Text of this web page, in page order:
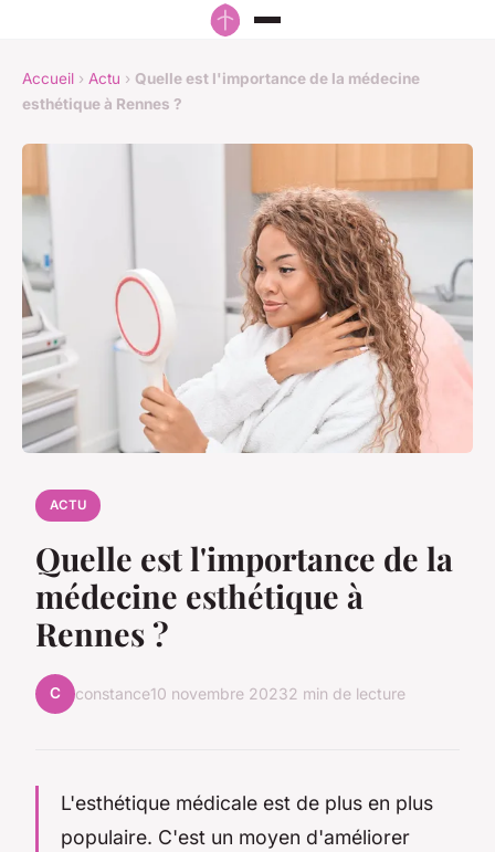
Accueil › Actu › Quelle est l'importance de la médecine
esthétique à Rennes ?
ACTU
Quelle est l'importance de la
médecine esthétique à
Rennes ?
C constance10 novembre 20232 min de lecture
L'esthétique médicale est de plus en plus
populaire. C'est un moyen d'améliorer